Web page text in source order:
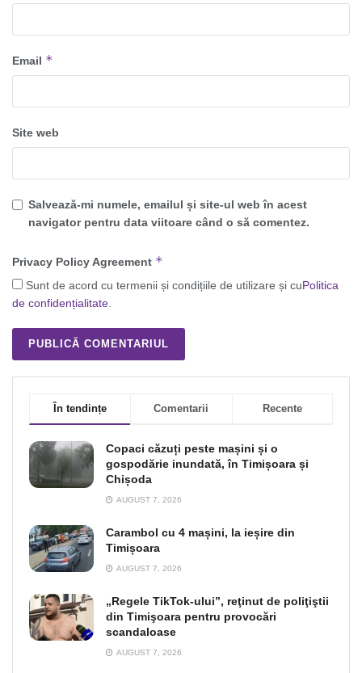
Email *
Site web
Salvează-mi numele, emailul și site-ul web în acest
navigator pentru data viitoare când o să comentez.
Privacy Policy Agreement *
Sunt de acord cu termenii și condițiile de utilizare și cuPolitica
de confidențialitate.
În tendințe Comentarii Recente
Copaci căzuți peste mașini și o
gospodărie inundată, în Timișoara și
Chișoda
AUGUST 7, 2026
Carambol cu 4 mașini, la ieșire din
Timișoara
AUGUST 7, 2026
„Regele TikTok-ului”, reţinut de poliţiştii
din Timişoara pentru provocări
scandaloase
AUGUST 7, 2026